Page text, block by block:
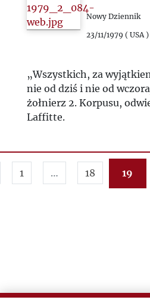
Nowy Dziennik
23/11/1979 (
„Wszystkich, za
nie od dziś i nie od
żołnierz 2. Korpusu,
Laffitte.
1 … 18 19